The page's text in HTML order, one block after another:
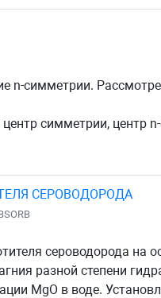
n-симметрии.
симметрии, центр
СЕРОВОДОРОДА
сероводорода на
разной степени
MgO в воде.